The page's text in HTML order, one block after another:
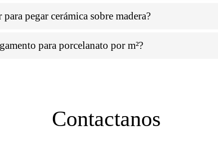
pegar cerámica sobre madera?
para porcelanato por m²?
Contactanos